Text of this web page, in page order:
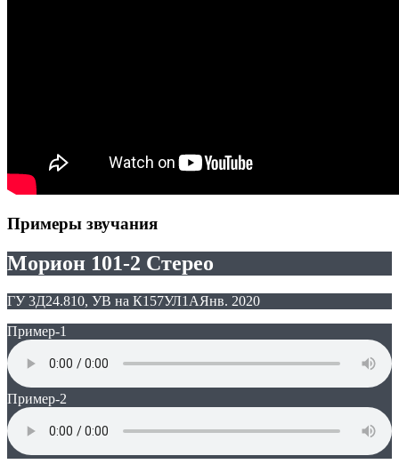
Примеры звучания
Морион 101-2 Стерео
ГУ 3Д24.810, УВ на К157УЛ1АЯнв. 2020
Пример-1
Пример-2